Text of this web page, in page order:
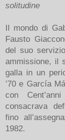
solitudine
Il mondo di
Fausto
del suo
ammissione, il
galla in un
’70 e García
con
consacrava
fino
1982.